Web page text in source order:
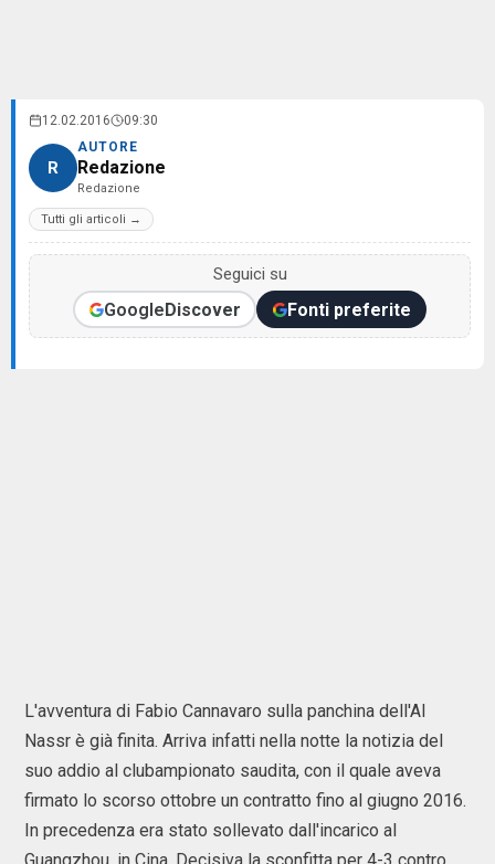
12.02.2016 09:30
R
AUTORE
Redazione
Redazione
Tutti gli articoli →
Seguici su
GoogleDiscover Fonti preferite
L'avventura di Fabio Cannavaro sulla panchina dell'Al
Nassr è già finita. Arriva infatti nella notte la notizia del
suo addio al clubampionato saudita, con il quale aveva
firmato lo scorso ottobre un contratto fino al giugno 2016.
In precedenza era stato sollevato dall'incarico al